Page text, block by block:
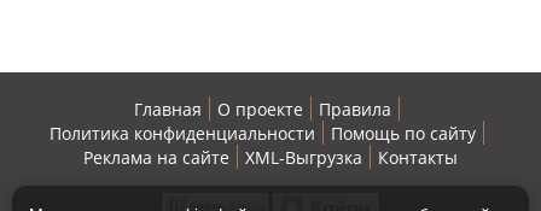
Главная О проекте
Правила
Политика конфиденциальности
Помощь по сайту
Реклама на сайте
XML-Выгрузка Контакты